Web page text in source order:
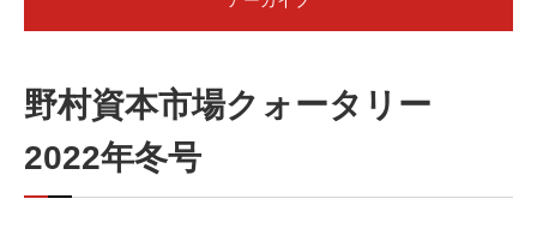
野村資本市場クォータリー
2022年冬号